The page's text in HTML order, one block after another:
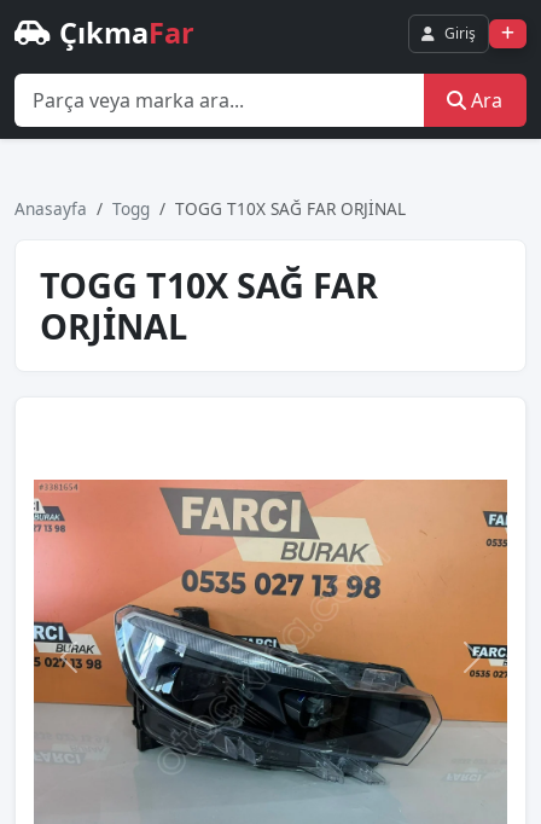
ÇıkmaFar Giriş
Ara
Anasayfa Togg TOGG T10X SAĞ FAR ORJİNAL
TOGG T10X SAĞ FAR
ORJİNAL